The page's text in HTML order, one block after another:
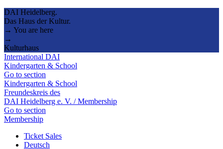
DAI Heidelberg.
Das Haus der Kultur.
→ You are here
→
Kulturhaus
International DAI
Kindergarten & School
Go to section
Kindergarten & School
Freundeskreis des
DAI Heidelberg e. V. / Membership
Go to section
Membership
Ticket Sales
Deutsch